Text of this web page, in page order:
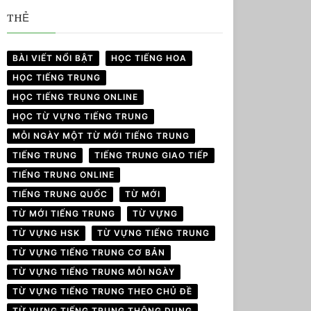
THẺ
BÀI VIẾT NỔI BẬT
HỌC TIẾNG HOA
HỌC TIẾNG TRUNG
HỌC TIẾNG TRUNG ONLINE
HỌC TỪ VỰNG TIẾNG TRUNG
MỖI NGÀY MỘT TỪ MỚI TIẾNG TRUNG
TIẾNG TRUNG
TIẾNG TRUNG GIAO TIẾP
TIẾNG TRUNG ONLINE
TIẾNG TRUNG QUỐC
TỪ MỚI
TỪ MỚI TIẾNG TRUNG
TỪ VỰNG
TỪ VỰNG HSK
TỪ VỰNG TIẾNG TRUNG
TỪ VỰNG TIẾNG TRUNG CƠ BẢN
TỪ VỰNG TIẾNG TRUNG MỖI NGÀY
TỪ VỰNG TIẾNG TRUNG THEO CHỦ ĐỀ